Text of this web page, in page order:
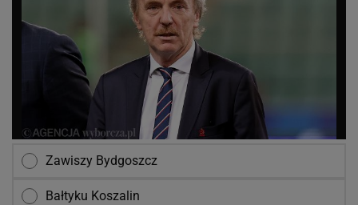
Zawiszy Bydgoszcz
Bałtyku Koszalin